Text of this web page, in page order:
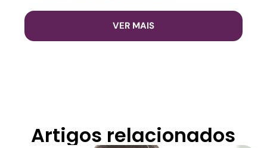
VER MAIS
Artigos relacionados